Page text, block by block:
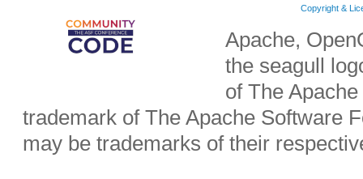
Copyright &
Apache,
the seagull
of The
trademark of The Apache Software
may be trademarks of their